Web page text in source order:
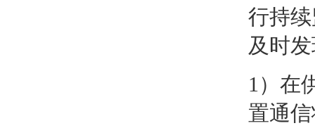
行持
及时
1）在
置通